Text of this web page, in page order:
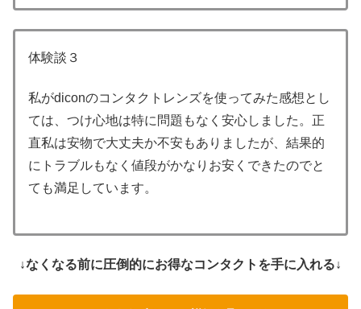
体験談３
私がdiconのコンタクトレンズを使ってみた感想とし
ては、つけ心地は特に問題もなく安心しました。正
直私は安物で大丈夫か不安もありましたが、結果的
にトラブルもなく値段がかなりお安くできたのでと
ても満足しています。
↓なくなる前に圧倒的にお得なコンタクトを手に入れる↓